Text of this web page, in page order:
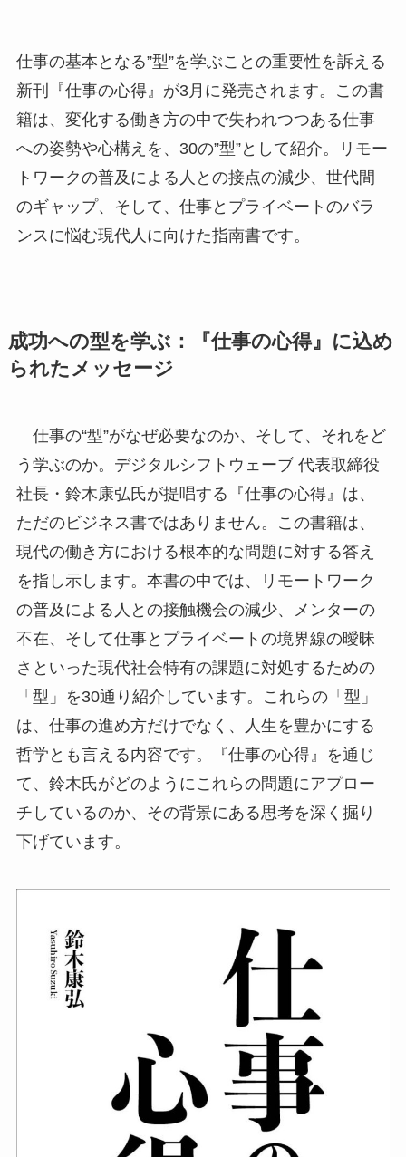
仕事の基本となる”型”を学ぶことの重要性を訴える
新刊『仕事の心得』が3月に発売されます。この書
籍は、変化する働き方の中で失われつつある仕事
への姿勢や心構えを、30の”型”として紹介。リモー
トワークの普及による人との接点の減少、世代間
のギャップ、そして、仕事とプライベートのバラ
ンスに悩む現代人に向けた指南書です。
成功への型を学ぶ：『仕事の心得』に込め
られたメッセージ
仕事の“型”がなぜ必要なのか、そして、それをど
う学ぶのか。デジタルシフトウェーブ 代表取締役
社長・鈴木康弘氏が提唱する『仕事の心得』は、
ただのビジネス書ではありません。この書籍は、
現代の働き方における根本的な問題に対する答え
を指し示します。本書の中では、リモートワーク
の普及による人との接触機会の減少、メンターの
不在、そして仕事とプライベートの境界線の曖昧
さといった現代社会特有の課題に対処するための
「型」を30通り紹介しています。これらの「型」
は、仕事の進め方だけでなく、人生を豊かにする
哲学とも言える内容です。『仕事の心得』を通じ
て、鈴木氏がどのようにこれらの問題にアプロー
チしているのか、その背景にある思考を深く掘り
下げています。